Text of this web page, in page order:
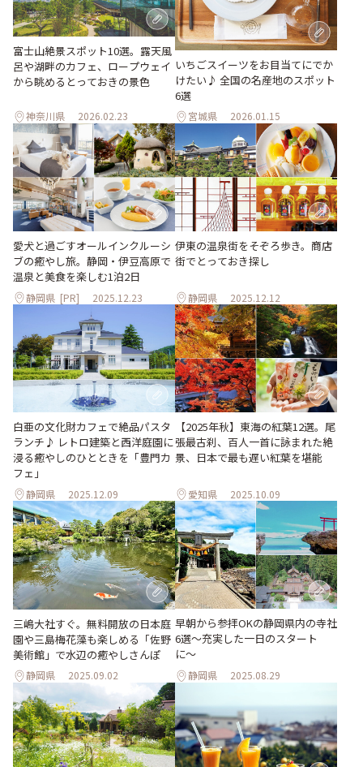
富士山絶景スポット10選。露天風
呂や湖畔のカフェ、ロープウェイ
から眺めるとっておきの景色
神奈川県 2026.02.23
いちごスイーツをお目当てにでか
けたい♪ 全国の名産地のスポット
6選
宮城県 2026.01.15
愛犬と過ごすオールインクルーシ
ブの癒やし旅。静岡・伊豆高原で
温泉と美食を楽しむ1泊2日
静岡県 [PR] 2025.12.23
伊東の温泉街をそぞろ歩き。商店
街でとっておき探し
静岡県 2025.12.12
白亜の文化財カフェで絶品パスタ
ランチ♪ レトロ建築と西洋庭園に
浸る癒やしのひとときを「豊門カ
フェ」
静岡県 2025.12.09
【2025年秋】東海の紅葉12選。尾
張最古刹、百人一首に詠まれた絶
景、日本で最も遅い紅葉を堪能
愛知県 2025.10.09
三嶋大社すぐ。無料開放の日本庭
園や三島梅花藻も楽しめる「佐野
美術館」で水辺の癒やしさんぽ
静岡県 2025.09.02
早朝から参拝OKの静岡県内の寺社
6選〜充実した一日のスタート
に〜
静岡県 2025.08.29